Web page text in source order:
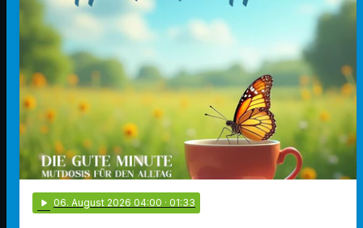
play_arrow 06. August 2026 04:00 · 01:33